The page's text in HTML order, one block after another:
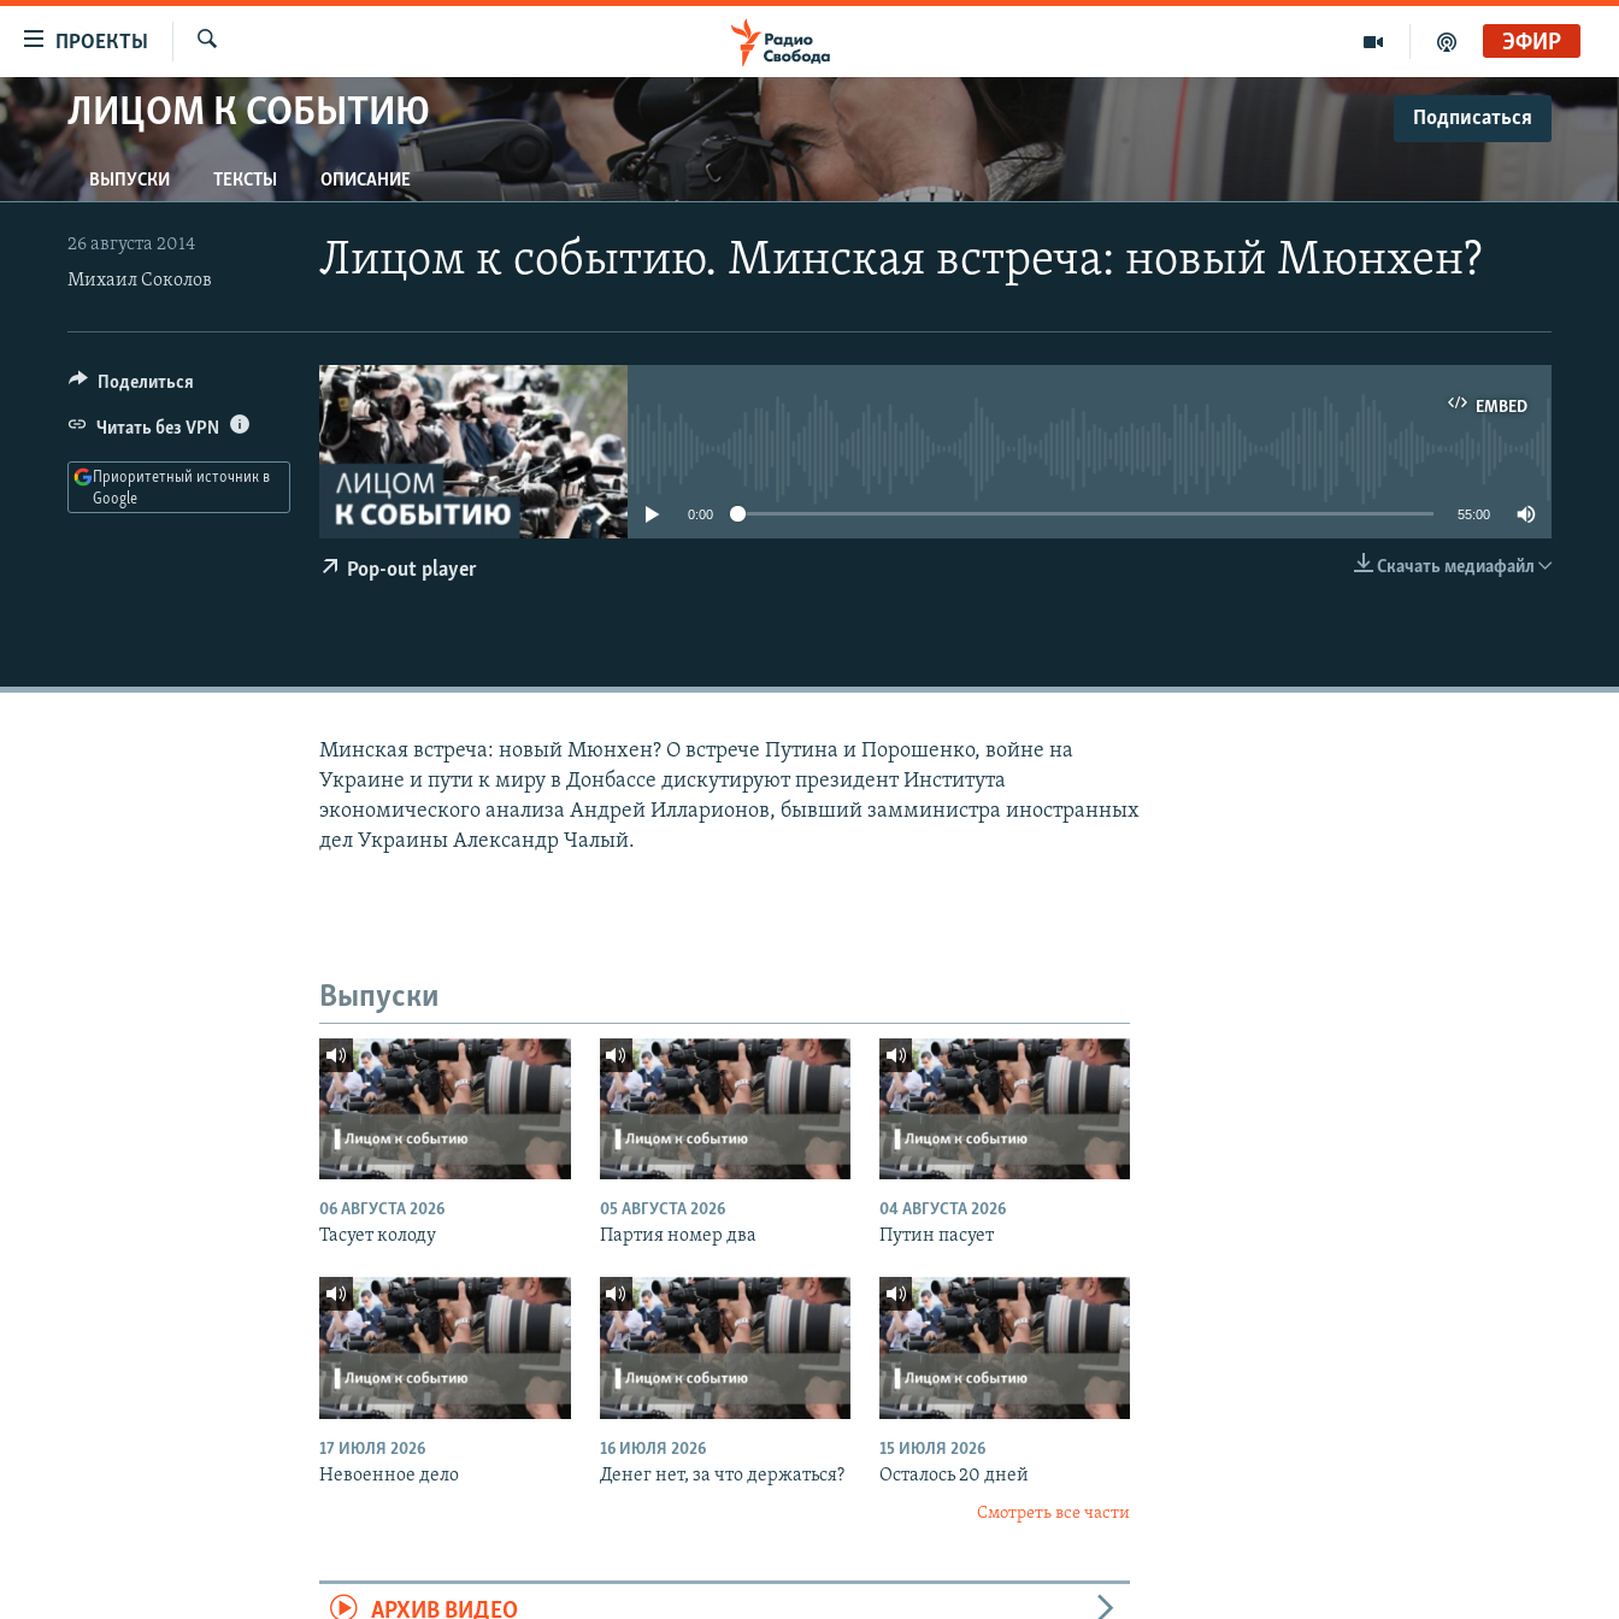
упрощенного
доступа
Вернуться
к
основному
содержанию
навигации
Вернутся
ПРОЕКТЫ
ПРОГРАММЫ
ПОДКАСТЫ
АВТОРСКИЕ ПРОЕКТЫ
ЦИТАТЫ СВОБОДЫ
МНЕНИЯ
КУЛЬТУРА
IDEL.РЕАЛИИ
КАВКАЗ.РЕАЛИИ
СЕВЕР.РЕАЛИИ
СИБИРЬ.РЕАЛИИ
Искать
ЭФИР
ЛИЦОМ К СОБЫТИЮ Подписаться
CastBox
ВЫПУСКИ ТЕКСТЫ ОПИСАНИЕ
Лицом к событию. Минская встреча: новый Мюнхен?
26 августа 2014
Михаил Соколов
EMBED
EMBED
0:00 55:00
Скачать медиафайл
Pop-out player
Поделиться
Читать без VPN
Приоритетный источник в
Google
Минская встреча: новый Мюнхен? О встрече Путина и Порошенко, войне на
Украине и пути к миру в Донбассе дискутируют президент Института
экономического анализа Андрей Илларионов, бывший замминистра иностранных
дел Украины Александр Чалый.
Выпуски
06 АВГУСТА 2026
Тасует колоду
05 АВГУСТА 2026
Партия номер два
04 АВГУСТА 2026
Путин пасует
17 ИЮЛЯ 2026
Невоенное дело
16 ИЮЛЯ 2026
Денег нет, за что держаться?
15 ИЮЛЯ 2026
Осталось 20 дней
Смотреть все части
АРХИВ ВИДЕО